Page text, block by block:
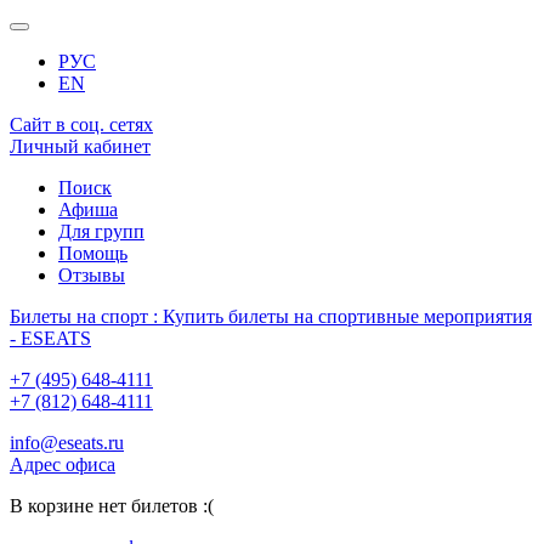
РУС
EN
Сайт в соц. сетях
Личный кабинет
Поиск
Афиша
Для групп
Помощь
Отзывы
Билеты на спорт : Купить билеты на спортивные мероприятия
- ESEATS
+7 (495) 648-4111
+7 (812) 648-4111
info@eseats.ru
Адрес офиса
В корзине нет билетов :(